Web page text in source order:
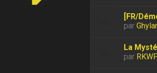
[FR/
par
La
par